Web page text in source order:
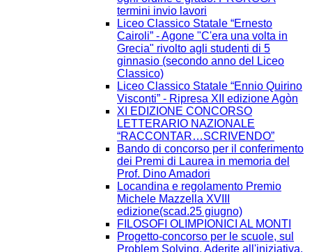
termini invio lavori
Liceo Classico Statale “Ernesto
Cairoli” - Agone "C'era una volta in
Grecia" rivolto agli studenti di 5
ginnasio (secondo anno del Liceo
Classico)
Liceo Classico Statale “Ennio Quirino
Visconti” - Ripresa XII edizione Agòn
XI EDIZIONE CONCORSO
LETTERARIO NAZIONALE
“RACCONTAR…SCRIVENDO”
Bando di concorso per il conferimento
dei Premi di Laurea in memoria del
Prof. Dino Amadori
Locandina e regolamento Premio
Michele Mazzella XVIII
edizione(scad.25 giugno)
FILOSOFI OLIMPIONICI AL MONTI
Progetto-concorso per le scuole, sul
Problem Solving. Aderite all'iniziativa.